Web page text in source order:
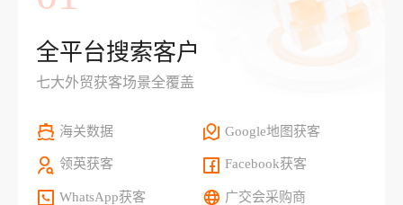
全平台搜索客户
七大外贸获客场景全覆盖
海关数据 Google地图获客
领英获客 Facebook获客
WhatsApp获客 广交会采购商